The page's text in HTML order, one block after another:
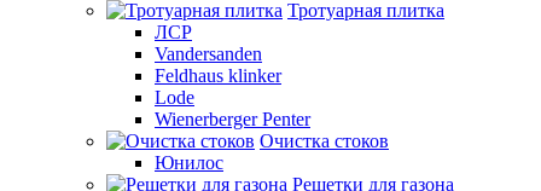
Тротуарная плитка
ЛСР
Vandersanden
Feldhaus klinker
Lode
Wienerberger Penter
Очистка стоков
Юнилос
Решетки для газона